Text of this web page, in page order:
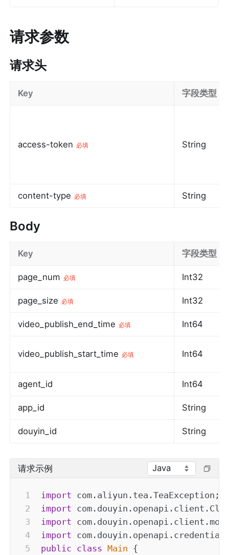
请求参数
请求头
Key 字段类型
access-token 必填 String
content-type 必填 String
Body
Key 字段类型
page_num 必填 Int32
page_size 必填 Int32
video_publish_end_time 必填 Int64
video_publish_start_time 必填 Int64
agent_id Int64
app_id String
douyin_id String
请求示例 Java
import com . aliyun . tea .TeaException ;
import com . douyin . openapi . client .
import com . douyin . openapi . client .
import com . douyin . openapi . credential
public class Main {